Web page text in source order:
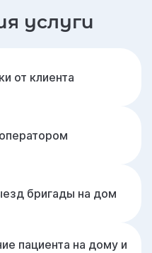
услуги
от клиента
бригады на дом
пациента на дому и